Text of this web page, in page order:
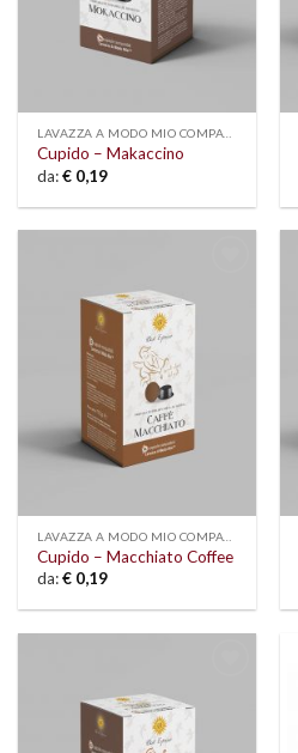
LAVAZZA A MODO MIO COMPATIBLE
Cupido – Makaccino
da:€ 0,19
LAVAZZA A MODO MIO COMPATIBLE
Cupido – Macchiato Coffee
da:€ 0,19